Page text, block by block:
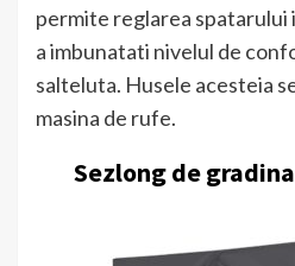
permite reglarea spatarului
a imbunatati nivelul de
salteluta. Husele acesteia
masina de rufe.
Sezlong de